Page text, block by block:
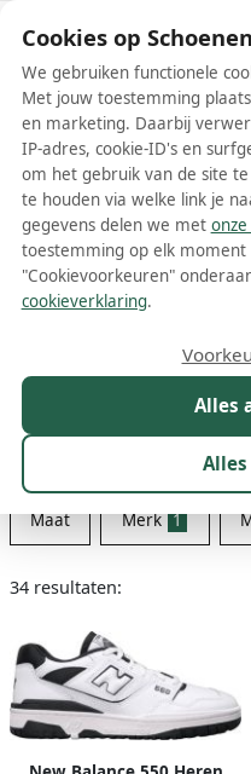
Witte New
herenschoenen
Witte New Balance 550
New Balance is geïnspireerd
jaren '80 en combineert een
sneaker technologieën. Het
naast het sportveld een
Meer lezen
Sneakers
Maat Merk 1
34 resultaten:
Cookies op
We gebruiken functionele
Met jouw toestemming
en marketing. Daarbij
IP-adres, cookie-ID's en
om het gebruik van de site
te houden via welke link je
gegevens delen we met
toestemming op elk
"Cookievoorkeuren"
cookieverklaring.
Alles